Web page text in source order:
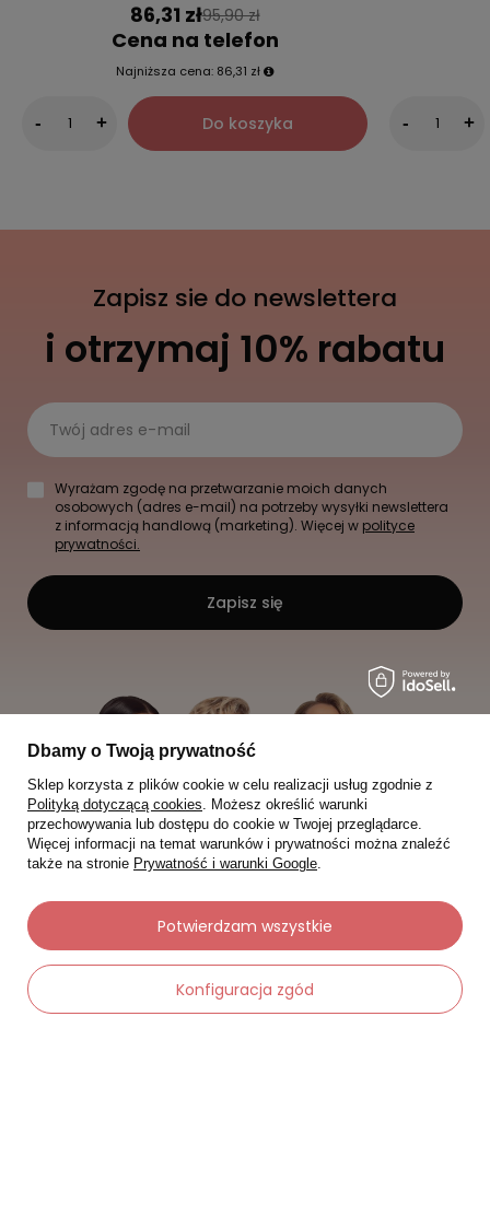
86,31 zł95,90 zł
Cena na telefon
Najniższa cena: 86,31 zł
- + Do koszyka - +
Zapisz sie do newslettera
i otrzymaj 10% rabatu
Twój adres e-mail
Wyrażam zgodę na przetwarzanie moich danych
osobowych (adres e-mail) na potrzeby wysyłki newslettera
z informacją handlową (marketing). Więcej w polityce
prywatności.
Zapisz się
Moje zamówienia
Dbamy o Twoją prywatność
Sklep korzysta z plików cookie w celu realizacji usług zgodnie z
Polityką dotyczącą cookies. Możesz określić warunki
przechowywania lub dostępu do cookie w Twojej przeglądarce.
Więcej informacji na temat warunków i prywatności można znaleźć
także na stronie Prywatność i warunki Google.
Konfiguracja zgód
Potwierdzam wszystkie